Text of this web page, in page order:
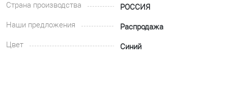
Страна производства
РОССИЯ
Наши предложения
Распродажа
Цвет
Синий